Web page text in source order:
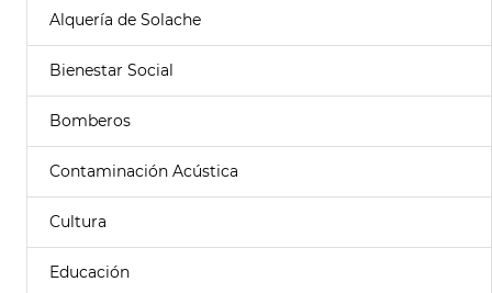
Alquería de Solache
Bienestar Social
Bomberos
Contaminación Acústica
Cultura
Educación